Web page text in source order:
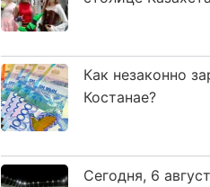
Как незаконно
Костанае?
Сегодня, 6